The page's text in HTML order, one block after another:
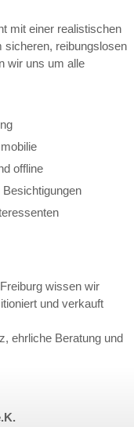
mit einer realistischen
sicheren, reibungslosen
wir uns um alle
offline
wissen wir
und verkauft
ehrliche Beratung und